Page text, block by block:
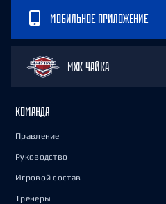
МОБИЛЬНОЕ ПРИЛОЖЕНИЕ
МХК ЧАЙКА
КОМАНДА
Правление
Руководство
Игровой состав
Тренеры